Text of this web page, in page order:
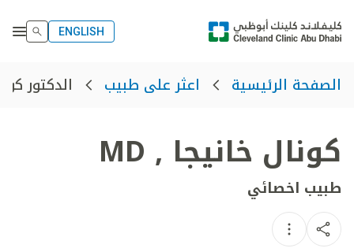
ENGLISH
الصفحة الرئيسية اعثر على طبيب الدكتور
كونال خانيجا ,
MD
طبيب اخصائي